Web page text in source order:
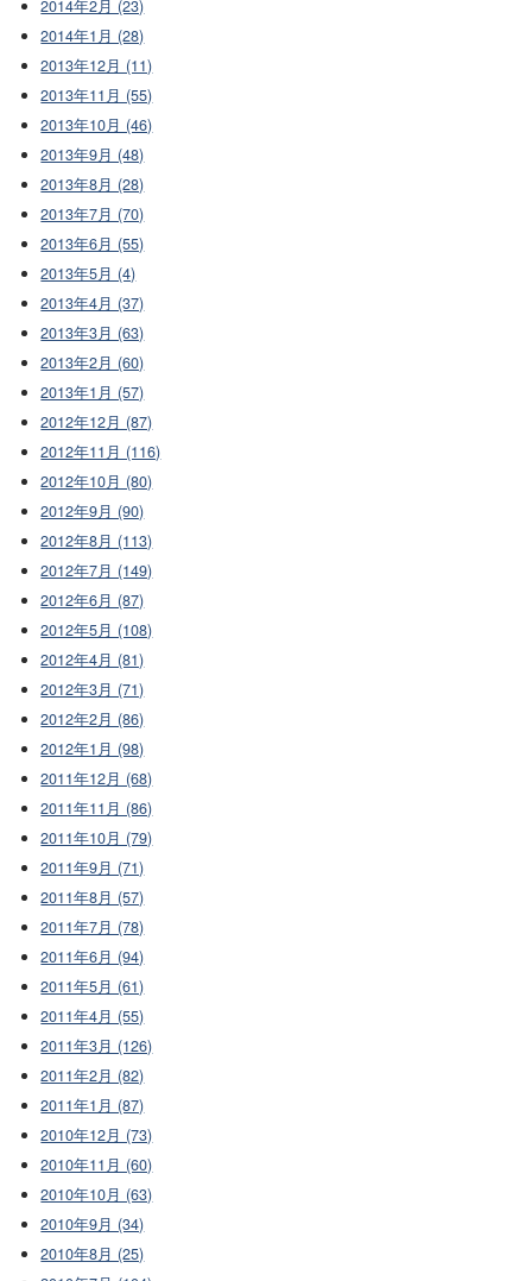
2014年2月 (23)
2014年1月 (28)
2013年12月 (11)
2013年11月 (55)
2013年10月 (46)
2013年9月 (48)
2013年8月 (28)
2013年7月 (70)
2013年6月 (55)
2013年5月 (4)
2013年4月 (37)
2013年3月 (63)
2013年2月 (60)
2013年1月 (57)
2012年12月 (87)
2012年11月 (116)
2012年10月 (80)
2012年9月 (90)
2012年8月 (113)
2012年7月 (149)
2012年6月 (87)
2012年5月 (108)
2012年4月 (81)
2012年3月 (71)
2012年2月 (86)
2012年1月 (98)
2011年12月 (68)
2011年11月 (86)
2011年10月 (79)
2011年9月 (71)
2011年8月 (57)
2011年7月 (78)
2011年6月 (94)
2011年5月 (61)
2011年4月 (55)
2011年3月 (126)
2011年2月 (82)
2011年1月 (87)
2010年12月 (73)
2010年11月 (60)
2010年10月 (63)
2010年9月 (34)
2010年8月 (25)